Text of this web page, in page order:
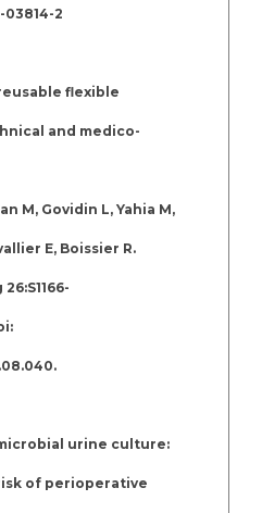
03814-2
flexible
and medico-
M, Govidin L, Yahia M,
E, Boissier R.
urine culture:
of perioperative